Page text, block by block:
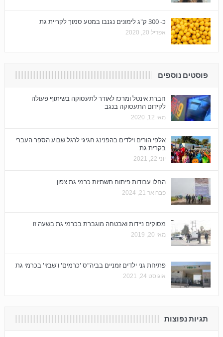
כ- 300 ק"ג לימונים נגנבו במטע סמוך לקריית גת
אפריל 20, 2020
פוסטים נוספים
חברת אינטל ומרכז לאודר לתעסוקה בשיתוף פעולה
לקידום התעסוקה בנגב
מאי 12, 2020
אלפי הורים וילדים בהפנינג חגיגי לרגל שבוע הספר העברי
בקרית גת
יוני 22, 2021
החלו עבודות פיתוח תשתיות כרמי גת צפון
פברואר 21, 2024
מסוקים ניידות ואבטחה מוגברת בכרמי גת בשעה זו
מאי 20, 2019
פתיחת גני ילדים זמניים בביה"ס 'כרמים' ו'שבזי' בכרמי גת
אוגוסט 24, 2021
תגיות נפוצות